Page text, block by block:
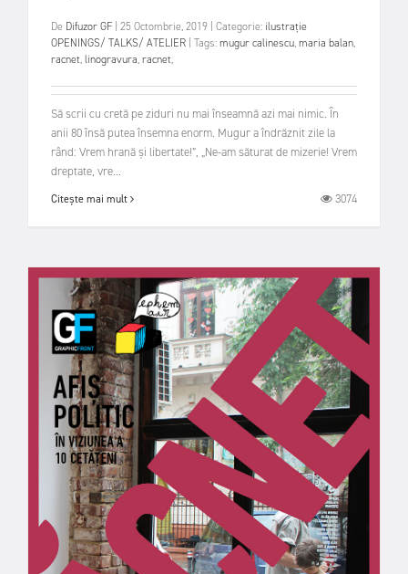
De Difuzor GF 25 Octombrie, 2019 Categorie: ilustrație
OPENINGS/ TALKS/ ATELIER Tags:mugur calinescu,maria balan,
racnet,linogravura,racnet,
Să scrii cu cretă pe ziduri nu mai înseamnă azi mai nimic. În
anii 80 însă putea însemna enorm. Mugur a îndrăznit zile la
rând: Vrem hrană şi libertate!”, „Ne-am săturat de mizerie! Vrem
dreptate, vre...
Citește mai mult 3074